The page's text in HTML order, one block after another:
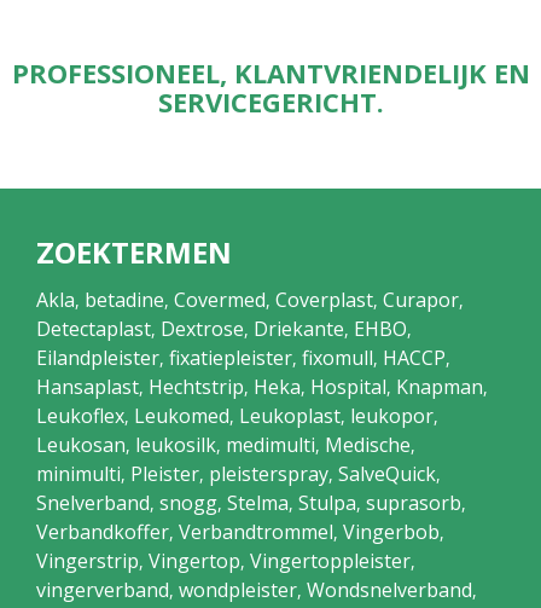
PROFESSIONEEL, KLANTVRIENDELIJK EN
SERVICEGERICHT.
ZOEKTERMEN
Akla, betadine, Covermed, Coverplast, Curapor,
Detectaplast, Dextrose, Driekante, EHBO,
Eilandpleister, fixatiepleister, fixomull, HACCP,
Hansaplast, Hechtstrip, Heka, Hospital, Knapman,
Leukoflex, Leukomed, Leukoplast, leukopor,
Leukosan, leukosilk, medimulti, Medische,
minimulti, Pleister, pleisterspray, SalveQuick,
Snelverband, snogg, Stelma, Stulpa, suprasorb,
Verbandkoffer, Verbandtrommel, Vingerbob,
Vingerstrip, Vingertop, Vingertoppleister,
vingerverband, wondpleister, Wondsnelverband,